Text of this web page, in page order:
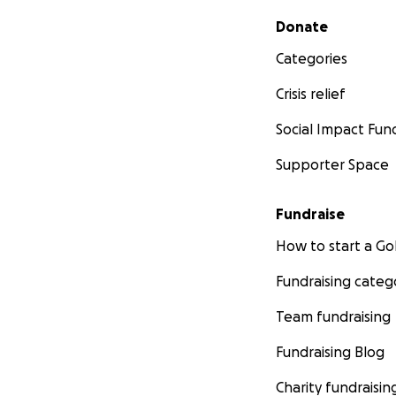
Secondary menu
Donate
Categories
Crisis relief
Social Impact
Supporter Space
Fundraise
How to start a
Fundraising
Team fundraising
Fundraising Blog
Charity